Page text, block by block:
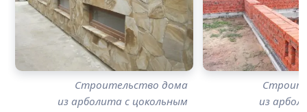
Строительство дома
из арболита с цокольным
из